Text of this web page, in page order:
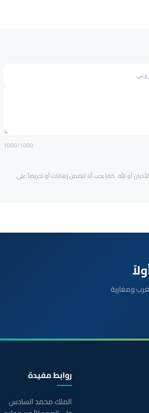
1000/1000
أو الله. كما يجب ألا تتضمن إهانات أو تحريضاً على
المغرب ومغاربة
روابط مفيدة
الملك محمد السادس